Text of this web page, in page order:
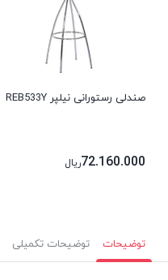
صندلی رستورانی نیلپر REB533Y
72.160.000ریال
توضیحات توضیحات تکمیلی